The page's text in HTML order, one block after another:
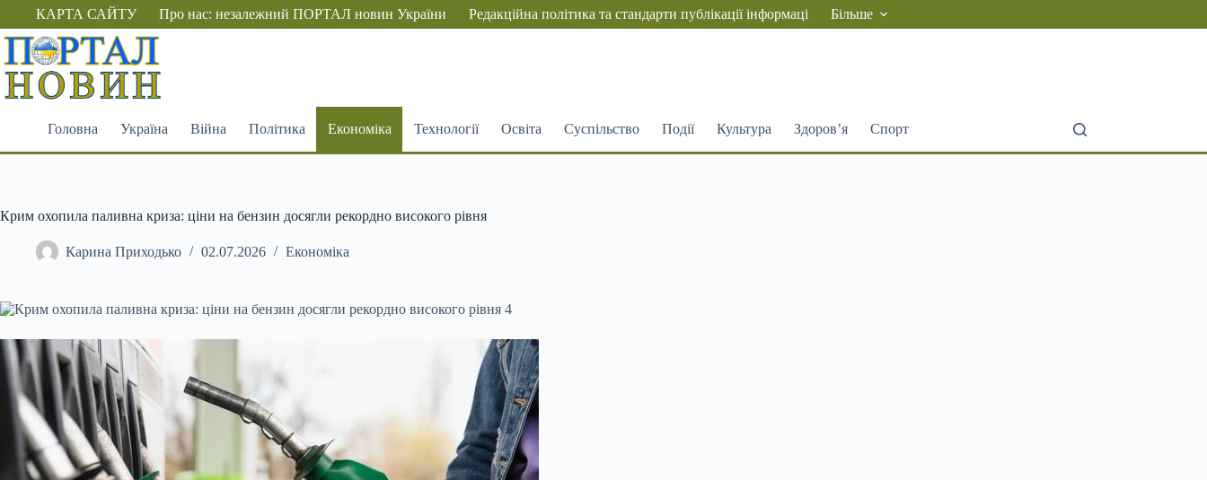
Перейти
вмісту
КАРТА САЙТУ Про нас: незалежний ПОРТАЛ новин України Редакційна політика та стандарти публікації інформаці Більше
Головна Україна Війна Політика Економіка Технології Освіта Суспільство Події Культура Здоров’я Спорт
Крим охопила паливна криза: ціни на бензин досягли рекордно високого рівня
Карина Приходько 02.07.2026 Економіка